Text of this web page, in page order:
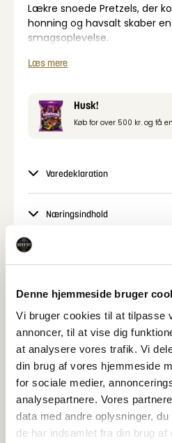
Denne hjemmeside bruger
Vi bruger cookies til at tilpasse
annoncer, til at vise dig
at analysere vores trafik. Vi
din brug af vores hjemmeside
for sociale medier,
analysepartnere. Vores
data med andre oplysninger,
de har indsamlet fra din brug af
Lækre snoede Pretzels, der
honning og havsalt skaber
smagsoplevelse.
En god og sprød snack, som
Vores Elephant Twisted
karamelliseret løg
Læs mere
Husk!
Køb for over 500 kr. og få en
Varedeklaration
Næringsindhold
Relaterede Produkter
Se også disse produkter